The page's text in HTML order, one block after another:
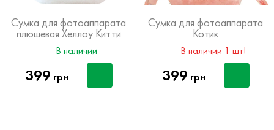
Сумка для фотоаппарата
плюшевая Хеллоу Китти
В наличии
399 грн
Сумка для фотоаппарата
Котик
В наличии 1 шт!
399 грн